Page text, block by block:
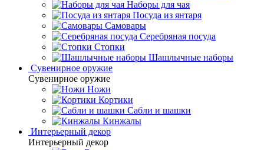
Наборы для чая
Посуда из янтаря
Самовары
Серебряная посуда
Стопки
Шашлычные наборы
Сувенирное оружие
Сувенирное оружие
Ножи
Кортики
Сабли и шашки
Кинжалы
Интерьерный декор
Интерьерный декор